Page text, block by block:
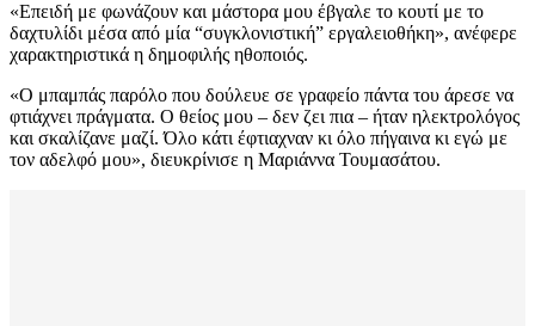
«Επειδή με φωνάζουν και μάστορα μου έβγαλε το κουτί με το
δαχτυλίδι μέσα από μία “συγκλονιστική” εργαλειοθήκη», ανέφερε
χαρακτηριστικά η δημοφιλής ηθοποιός.
«Ο μπαμπάς παρόλο που δούλευε σε γραφείο πάντα του άρεσε να
φτιάχνει πράγματα. Ο θείος μου – δεν ζει πια – ήταν ηλεκτρολόγος
και σκαλίζανε μαζί. Όλο κάτι έφτιαχναν κι όλο πήγαινα κι εγώ με
τον αδελφό μου», διευκρίνισε η Μαριάννα Τουμασάτου.